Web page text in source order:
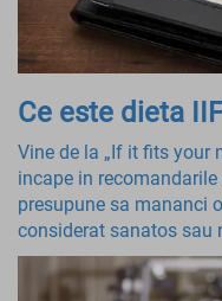
Ce este dieta
Vine de la „If it fits your
incape in
presupune sa mananci
considerat sanatos sau